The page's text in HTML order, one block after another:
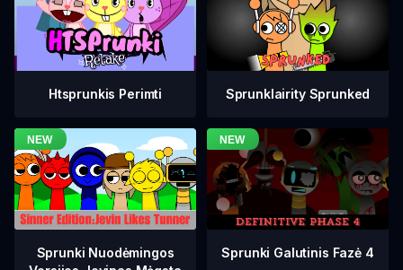
Htsprunkis Perimti Sprunklairity Sprunked
Sprunki Nuodėmingos
Sprunki Galutinis Fazė 4